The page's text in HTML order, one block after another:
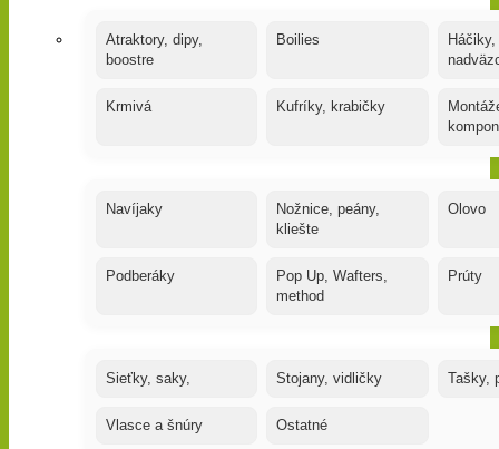
Atraktory, dipy,
boostre
Boilies
Krmivá Kufríky, krabičky
Navíjaky
Nožnice, peány,
kliešte
Olovo
Podberáky
Pop Up, Wafters,
method
Prúty
Sieťky, saky, Stojany, vidličky Tašky,
Vlasce a šnúry Ostatné